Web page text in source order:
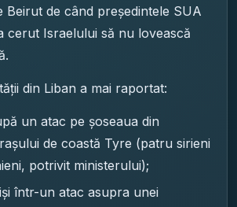
Beirut de când președintele SUA
cerut Israelului să nu lovească
din Liban a mai raportat:
un atac pe șoseaua din
de coastă Tyre (patru sirieni
potrivit ministerului);
într-un atac asupra unei